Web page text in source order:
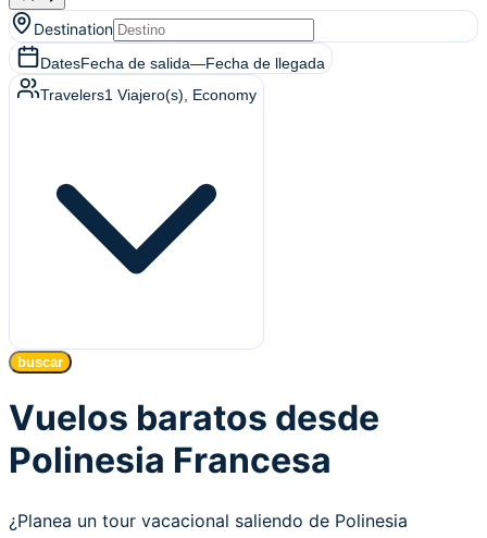
Destination
DatesFecha de salida—Fecha de llegada
Travelers1 Viajero(s) , Economy
buscar
Vuelos baratos desde
Polinesia Francesa
¿Planea un tour vacacional saliendo de Polinesia